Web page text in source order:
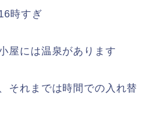
時すぎ
屋には温泉があります
それまでは時間での入れ替